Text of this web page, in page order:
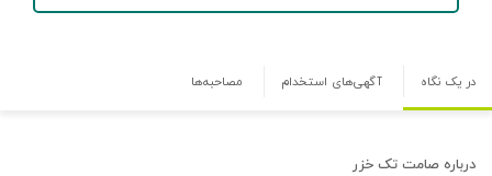
در یک نگاه آگهی‌های استخدام مصاحبه‌ها
درباره صامت تک خزر